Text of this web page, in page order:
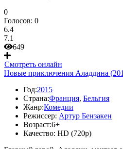
0
Голосов: 0
6.4
7.1
649
Смотреть онлайн
Новые приключения Аладдина
Год:2015
Страна:Франция, Бельгия
Жанр:Комедии
Режиссер: Артур Бензакен
Возраст:6+
Качество: HD (720p)